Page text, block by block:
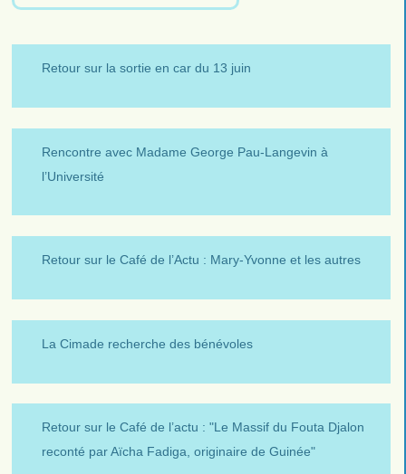
Retour sur la sortie en car du 13 juin
Rencontre avec Madame George Pau-Langevin à
l’Université
Retour sur le Café de l’Actu : Mary-Yvonne et les autres
La Cimade recherche des bénévoles
Retour sur le Café de l’actu : "Le Massif du Fouta Djalon
reconté par Aïcha Fadiga, originaire de Guinée"